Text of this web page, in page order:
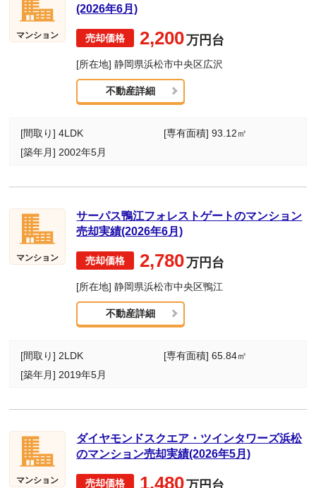
マンション
(2026年6月)
2,200万円台
[所在地] 静岡県浜松市中央区広沢
不動産詳細
[間取り] 4LDK
[専有面積] 93.12㎡
[築年月] 2002年5月
マンション
サーパス鴨江フォレストゲートのマンション
売却実績(2026年6月)
2,780万円台
[所在地] 静岡県浜松市中央区鴨江
不動産詳細
[間取り] 2LDK
[専有面積] 65.84㎡
[築年月] 2019年5月
マンション
ダイヤモンドスクエア・ツインタワーズ浜松
のマンション売却実績(2026年5月)
1,480万円台